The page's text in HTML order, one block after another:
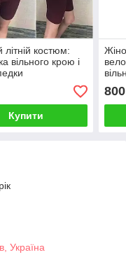
літній костюм:
вільного крою і
Купити
800
Україна